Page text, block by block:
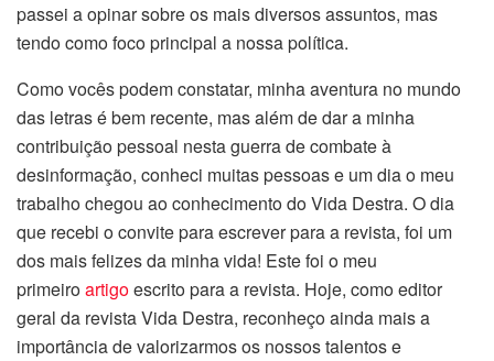
passei a opinar sobre os mais diversos assuntos, mas
tendo como foco principal a nossa política.
Como vocês podem constatar, minha aventura no mundo
das letras é bem recente, mas além de dar a minha
contribuição pessoal nesta guerra de combate à
desinformação, conheci muitas pessoas e um dia o meu
trabalho chegou ao conhecimento do Vida Destra. O dia
que recebi o convite para escrever para a revista, foi um
dos mais felizes da minha vida! Este foi o meu
primeiroartigoescrito para a revista. Hoje, como editor
geral da revista Vida Destra, reconheço ainda mais a
importância de valorizarmos os nossos talentos e